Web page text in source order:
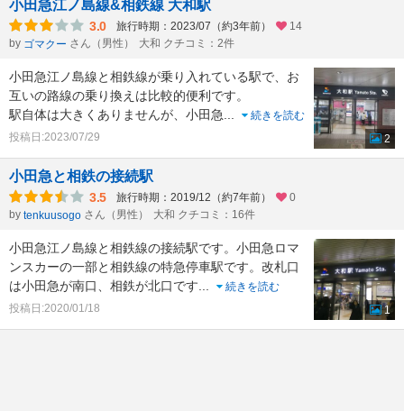
小田急江ノ島線&相鉄線 大和駅
3.0 旅行時期：2023/07（約3年前）
14
by ゴマクー さん（男性） 大和 クチコミ：2件
小田急江ノ島線と相鉄線が乗り入れている駅で、お
互いの路線の乗り換えは比較的便利です。
駅自体は大きくありませんが、小田急...
続きを読む
投稿日:2023/07/29
2
小田急と相鉄の接続駅
3.5 旅行時期：2019/12（約7年前）
0
by tenkuusogo さん（男性） 大和 クチコミ：16件
小田急江ノ島線と相鉄線の接続駅です。小田急ロマ
ンスカーの一部と相鉄線の特急停車駅です。改札口
は小田急が南口、相鉄が北口です...
続きを読む
投稿日:2020/01/18
1